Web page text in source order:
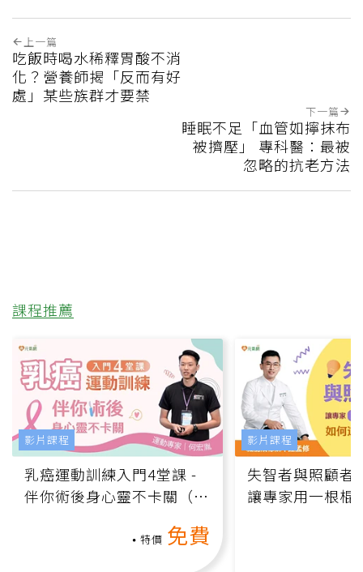
上一篇
吃飯時喝水稀釋胃酸不消
化？營養師揭「反而有好
處」某些族群才要禁
下一篇
睡眠不足「血管如擰抹布
被擠壓」 專科醫：最被
忽略的抗老方法
課程推薦
乳癌運動訓練入門4堂課 -
伴你術後身心靈不卡關（線
特價 免費
影片課程
失智者與照顧者
讓專家用一根棍
影片課程